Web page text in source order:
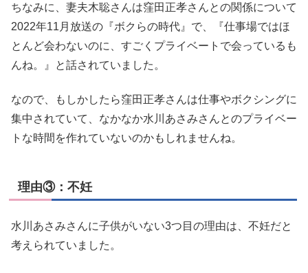
ちなみに、妻夫木聡さんは窪田正孝さんとの関係について
2022年11月放送の『ボクらの時代』で、『仕事場ではほ
とんど会わないのに、すごくプライベートで会っているも
んね。』と話されていました。
なので、もしかしたら窪田正孝さんは仕事やボクシングに
集中されていて、なかなか水川あさみさんとのプライベー
トな時間を作れていないのかもしれませんね。
理由③：不妊
水川あさみさんに子供がいない3つ目の理由は、不妊だと
考えられていました。